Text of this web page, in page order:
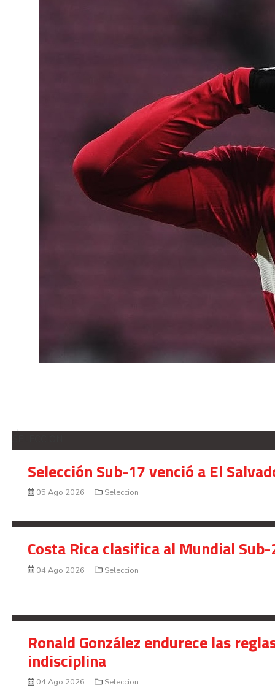
Selección Sub-17 venció a El
05 Ago 2026 Seleccion
Costa Rica clasifica al Mundial
04 Ago 2026 Seleccion
Ronald González endurece las
indisciplina
04 Ago 2026 Seleccion